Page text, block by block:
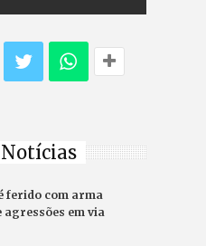
ferido com arma
agressões em via